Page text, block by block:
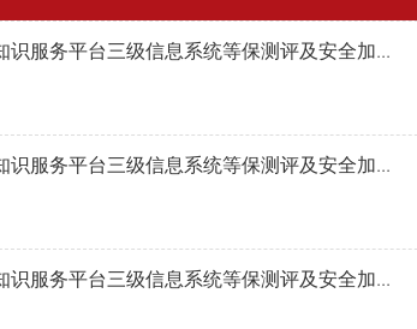
服务平台三级信息系统等保测评及安全加...
服务平台三级信息系统等保测评及安全加...
服务平台三级信息系统等保测评及安全加...